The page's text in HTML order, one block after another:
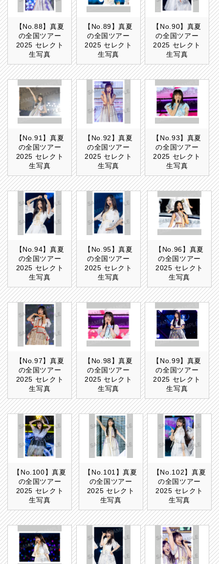
【No.88】真夏
の全国ツアー
2025 セレクト
生写真
【No.89】真夏
の全国ツアー
2025 セレクト
生写真
【No.90】真夏
の全国ツアー
2025 セレクト
生写真
【No.91】真夏
の全国ツアー
2025 セレクト
生写真
【No.92】真夏
の全国ツアー
2025 セレクト
生写真
【No.93】真夏
の全国ツアー
2025 セレクト
生写真
【No.94】真夏
の全国ツアー
2025 セレクト
生写真
【No.95】真夏
の全国ツアー
2025 セレクト
生写真
【No.96】真夏
の全国ツアー
2025 セレクト
生写真
【No.97】真夏
の全国ツアー
2025 セレクト
生写真
【No.98】真夏
の全国ツアー
2025 セレクト
生写真
【No.99】真夏
の全国ツアー
2025 セレクト
生写真
【No.100】真夏
の全国ツアー
2025 セレクト
生写真
【No.101】真夏
の全国ツアー
2025 セレクト
生写真
【No.102】真夏
の全国ツアー
2025 セレクト
生写真